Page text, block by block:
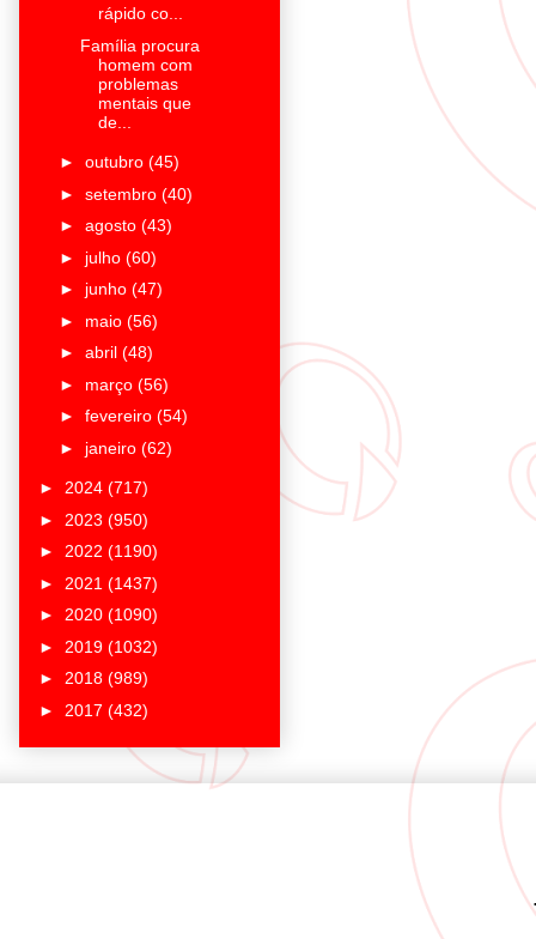
rápido co...
Família procura
homem com
problemas
mentais que
de...
► outubro (45)
► setembro (40)
► agosto (43)
► julho (60)
► junho (47)
► maio (56)
► abril (48)
► março (56)
► fevereiro (54)
► janeiro (62)
► 2024 (717)
► 2023 (950)
► 2022 (1190)
► 2021 (1437)
► 2020 (1090)
► 2019 (1032)
► 2018 (989)
► 2017 (432)